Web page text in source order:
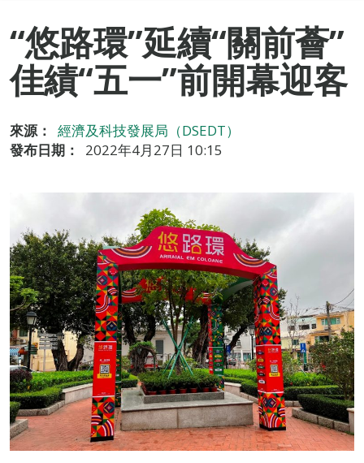
“悠路環”延續“關前薈”
佳績“五一”前開幕迎客
來源：
經濟及科技發展局（DSEDT）
發布日期：
2022年4月27日 10:15